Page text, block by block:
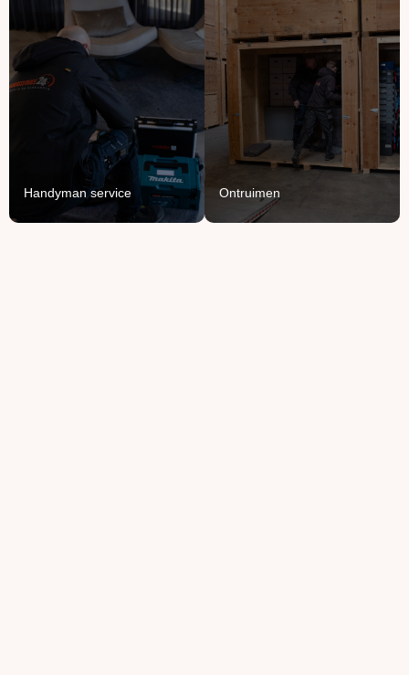
Handyman service
Handyman
service
Voor het ophangen,
monteren en demonteren
van je spullen.
Lees Meer
Ontruimen
Ontruimen
Opruimen of ontruimen:
van knusse flat tot groot
bedrijfspand.
Lees Meer